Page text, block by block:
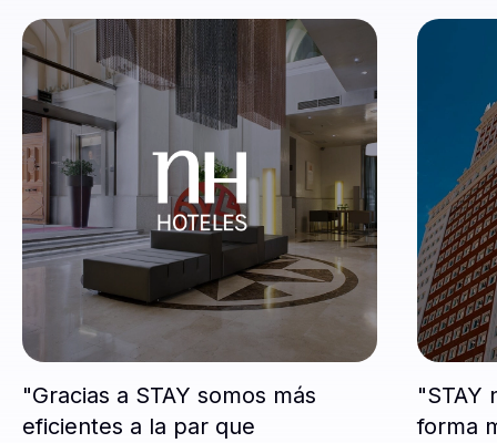
"Gracias a STAY somos más
eficientes a la par que
"STAY
forma